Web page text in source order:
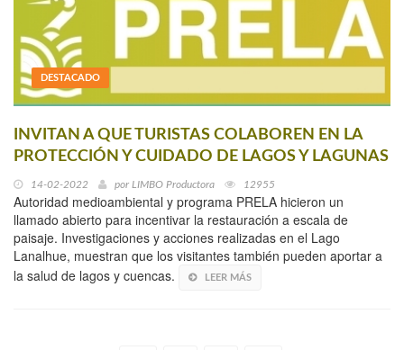
DESTACADO
INVITAN A QUE TURISTAS COLABOREN EN LA
PROTECCIÓN Y CUIDADO DE LAGOS Y LAGUNAS
14-02-2022 por LIMBO Productora 12955
Autoridad medioambiental y programa PRELA hicieron un
llamado abierto para incentivar la restauración a escala de
paisaje. Investigaciones y acciones realizadas en el Lago
Lanalhue, muestran que los visitantes también pueden aportar a
la salud de lagos y cuencas.
LEER MÁS